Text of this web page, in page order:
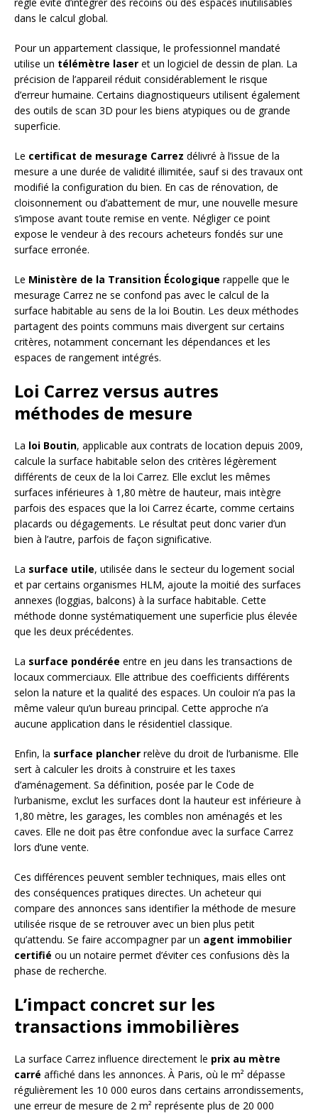
dans le calcul global.
Pour un appartement classique, le professionnel mandaté
utilise un télémètre laser et un logiciel de dessin de plan. La
précision de l’appareil réduit considérablement le risque
d’erreur humaine. Certains diagnostiqueurs utilisent également
des outils de scan 3D pour les biens atypiques ou de grande
superficie.
Le certificat de mesurage Carrez délivré à l’issue de la
mesure a une durée de validité illimitée, sauf si des travaux ont
modifié la configuration du bien. En cas de rénovation, de
cloisonnement ou d’abattement de mur, une nouvelle mesure
s’impose avant toute remise en vente. Négliger ce point
expose le vendeur à des recours acheteurs fondés sur une
surface erronée.
Le Ministère de la Transition Écologique rappelle que le
mesurage Carrez ne se confond pas avec le calcul de la
surface habitable au sens de la loi Boutin. Les deux méthodes
partagent des points communs mais divergent sur certains
critères, notamment concernant les dépendances et les
espaces de rangement intégrés.
Loi Carrez versus autres
méthodes de mesure
La loi Boutin, applicable aux contrats de location depuis 2009,
calcule la surface habitable selon des critères légèrement
différents de ceux de la loi Carrez. Elle exclut les mêmes
surfaces inférieures à 1,80 mètre de hauteur, mais intègre
parfois des espaces que la loi Carrez écarte, comme certains
placards ou dégagements. Le résultat peut donc varier d’un
bien à l’autre, parfois de façon significative.
La surface utile, utilisée dans le secteur du logement social
et par certains organismes HLM, ajoute la moitié des surfaces
annexes (loggias, balcons) à la surface habitable. Cette
méthode donne systématiquement une superficie plus élevée
que les deux précédentes.
La surface pondérée entre en jeu dans les transactions de
locaux commerciaux. Elle attribue des coefficients différents
selon la nature et la qualité des espaces. Un couloir n’a pas la
même valeur qu’un bureau principal. Cette approche n’a
aucune application dans le résidentiel classique.
Enfin, la surface plancher relève du droit de l’urbanisme. Elle
sert à calculer les droits à construire et les taxes
d’aménagement. Sa définition, posée par le Code de
l’urbanisme, exclut les surfaces dont la hauteur est inférieure à
1,80 mètre, les garages, les combles non aménagés et les
caves. Elle ne doit pas être confondue avec la surface Carrez
lors d’une vente.
Ces différences peuvent sembler techniques, mais elles ont
des conséquences pratiques directes. Un acheteur qui
compare des annonces sans identifier la méthode de mesure
utilisée risque de se retrouver avec un bien plus petit
qu’attendu. Se faire accompagner par un agent immobilier
certifié ou un notaire permet d’éviter ces confusions dès la
phase de recherche.
L’impact concret sur les
transactions immobilières
La surface Carrez influence directement le prix au mètre
carré affiché dans les annonces. À Paris, où le m² dépasse
régulièrement les 10 000 euros dans certains arrondissements,
une erreur de mesure de 2 m² représente plus de 20 000